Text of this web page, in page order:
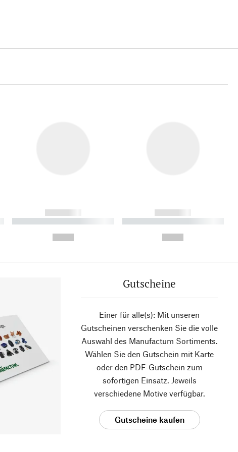
------------
----------- ----------- ----------
------------
----------- ----------- ----------
Gutscheine
Einer für alle(s): Mit unseren
Gutscheinen verschenken Sie die volle
Auswahl des Manufactum Sortiments.
Wählen Sie den Gutschein mit Karte
oder den PDF-Gutschein zum
sofortigen Einsatz. Jeweils
verschiedene Motive verfügbar.
Gutscheine kaufen